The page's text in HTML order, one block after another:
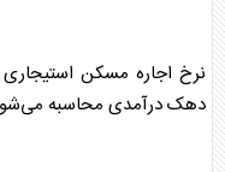
نرخ اجاره مسکن استیجاری
دهک درآمدی محاسبه